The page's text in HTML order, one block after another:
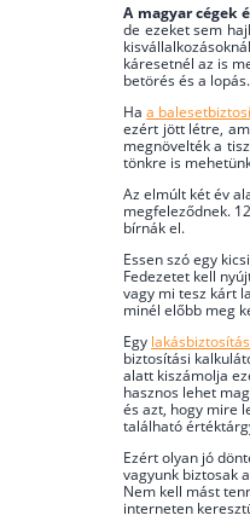
A magyar cégek
de ezeket sem
káresetnél az is
betörés és a
Haa
ezért jött létre,
megnövelték a
tönkre is
Az elmúlt két év
megfeleződnek.
bírnák el.
Essen szó egy
Fedezetet kell
vagy mi tesz kárt
minél előbb meg
Egy
biztosítási
alatt kiszámolja
hasznos lehet
és azt, hogy mire
található
Ezért olyan jó
vagyunk biztosak
Nem kell mást
interneten